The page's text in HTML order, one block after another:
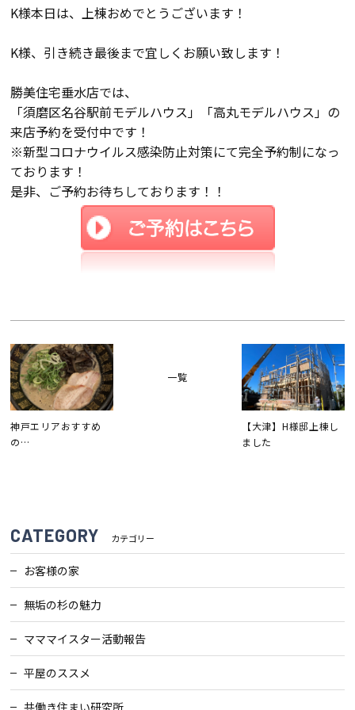
K様本日は、上棟おめでとうございます！
K様、引き続き最後まで宜しくお願い致します！
勝美住宅垂水店では、
「須磨区名谷駅前モデルハウス」「高丸モデルハウス」の
来店予約を受付中です！
※新型コロナウイルス感染防止対策にて完全予約制になっ
ております！
是非、ご予約お待ちしております！！
神戸エリアおすすめ
の…
一覧
【大津】H様邸上棟し
ました
CATEGORY カテゴリー
お客様の家
無垢の杉の魅力
マママイスター活動報告
平屋のススメ
共働き住まい研究所